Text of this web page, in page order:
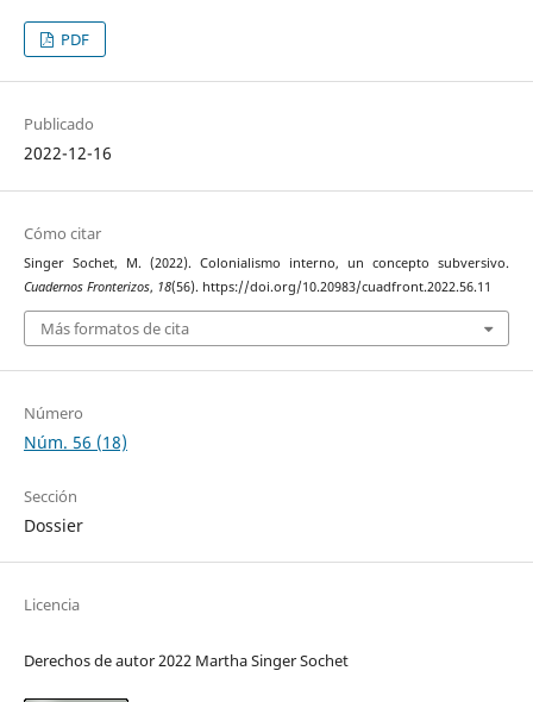
PDF
Publicado
2022-12-16
Cómo citar
Singer Sochet, M. (2022). Colonialismo interno, un concepto subversivo.
Cuadernos Fronterizos, 18(56). https://doi.org/10.20983/cuadfront.2022.56.11
Más formatos de cita
Número
Núm. 56 (18)
Sección
Dossier
Licencia
Derechos de autor 2022 Martha Singer Sochet